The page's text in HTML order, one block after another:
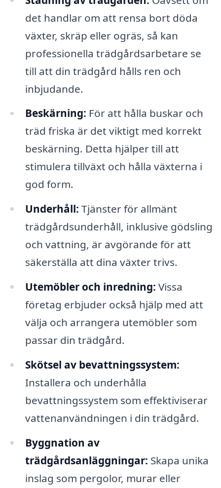
det handlar om att rensa bort döda
växter, skräp eller ogräs, så kan
professionella trädgårdsarbetare se
till att din trädgård hålls ren och
inbjudande.
Beskärning: För att hålla buskar och
träd friska är det viktigt med korrekt
beskärning. Detta hjälper till att
stimulera tillväxt och hålla växterna i
god form.
Underhåll: Tjänster för allmänt
trädgårdsunderhåll, inklusive gödsling
och vattning, är avgörande för att
säkerställa att dina växter trivs.
Utemöbler och inredning: Vissa
företag erbjuder också hjälp med att
välja och arrangera utemöbler som
passar din trädgård.
Skötsel av bevattningssystem:
Installera och underhålla
bevattningssystem som effektiviserar
vattenanvändningen i din trädgård.
Byggnation av
trädgårdsanläggningar: Skapa unika
inslag som pergolor, murar eller